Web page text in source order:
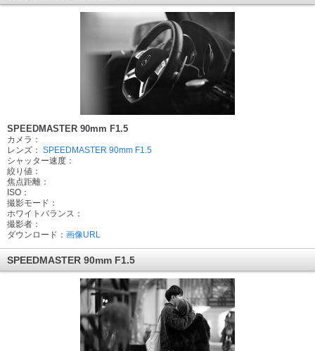
SPEEDMASTER 90mm F1.5
カメラ：
レンズ： SPEEDMASTER 90mm F1.5
シャッター速度：
絞り値：
焦点距離：
ISO：
撮影モード：
ホワイトバランス：
撮影者：
ダウンロード： 画像URL
SPEEDMASTER 90mm F1.5